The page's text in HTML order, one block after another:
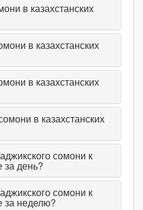
в казахстанских
в казахстанских
в казахстанских
в казахстанских
сомони к
за день?
сомони к
за неделю?